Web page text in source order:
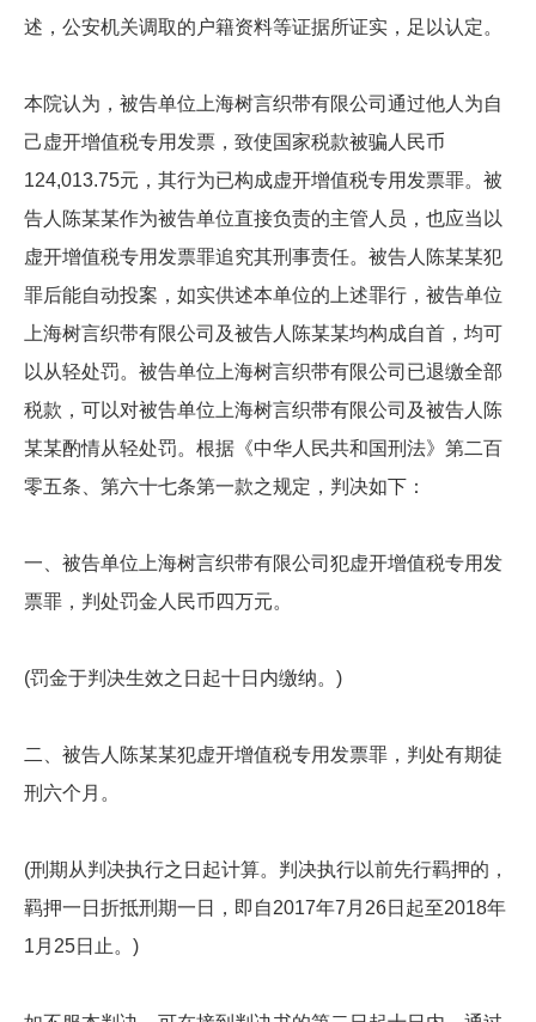
述，公安机关调取的户籍资料等证据所证实，足以认定。
本院认为，被告单位上海树言织带有限公司通过他人为自
己虚开增值税专用发票，致使国家税款被骗人民币
124,013.75元，其行为已构成虚开增值税专用发票罪。被
告人陈某某作为被告单位直接负责的主管人员，也应当以
虚开增值税专用发票罪追究其刑事责任。被告人陈某某犯
罪后能自动投案，如实供述本单位的上述罪行，被告单位
上海树言织带有限公司及被告人陈某某均构成自首，均可
以从轻处罚。被告单位上海树言织带有限公司已退缴全部
税款，可以对被告单位上海树言织带有限公司及被告人陈
某某酌情从轻处罚。根据《中华人民共和国刑法》第二百
零五条、第六十七条第一款之规定，判决如下：
一、被告单位上海树言织带有限公司犯虚开增值税专用发
票罪，判处罚金人民币四万元。
(罚金于判决生效之日起十日内缴纳。)
二、被告人陈某某犯虚开增值税专用发票罪，判处有期徒
刑六个月。
(刑期从判决执行之日起计算。判决执行以前先行羁押的，
羁押一日折抵刑期一日，即自2017年7月26日起至2018年
1月25日止。)